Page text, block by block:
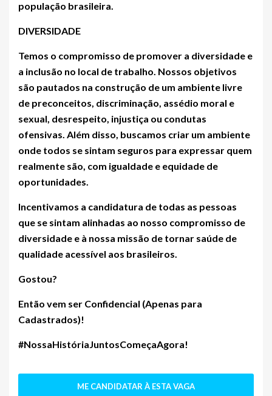
população brasileira.
DIVERSIDADE
Temos o compromisso de promover a diversidade e
a inclusão no local de trabalho. Nossos objetivos
são pautados na construção de um ambiente livre
de preconceitos, discriminação, assédio moral e
sexual, desrespeito, injustiça ou condutas
ofensivas. Além disso, buscamos criar um ambiente
onde todos se sintam seguros para expressar quem
realmente são, com igualdade e equidade de
oportunidades.
Incentivamos a candidatura de todas as pessoas
que se sintam alinhadas ao nosso compromisso de
diversidade e à nossa missão de tornar saúde de
qualidade acessível aos brasileiros.
Gostou?
Então vem ser Confidencial (Apenas para
Cadastrados)!
#NossaHistóriaJuntosComeçaAgora!
ME CANDIDATAR À ESTA VAGA